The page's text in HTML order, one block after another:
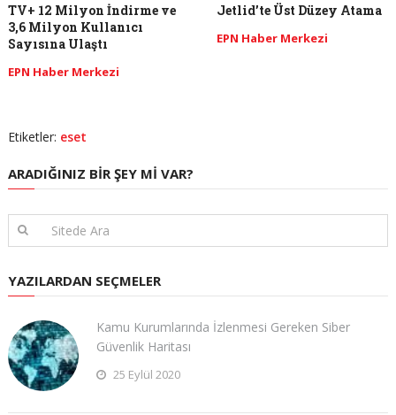
TV+ 12 Milyon İndirme ve
3,6 Milyon Kullanıcı
Sayısına Ulaştı
EPN Haber Merkezi
Jetlid’te Üst Düzey Atama
EPN Haber Merkezi
Etiketler: eset
ARADIĞINIZ BIR ŞEY MI VAR?
YAZILARDAN SEÇMELER
Kamu Kurumlarında İzlenmesi Gereken Siber
Güvenlik Haritası
25 Eylül 2020